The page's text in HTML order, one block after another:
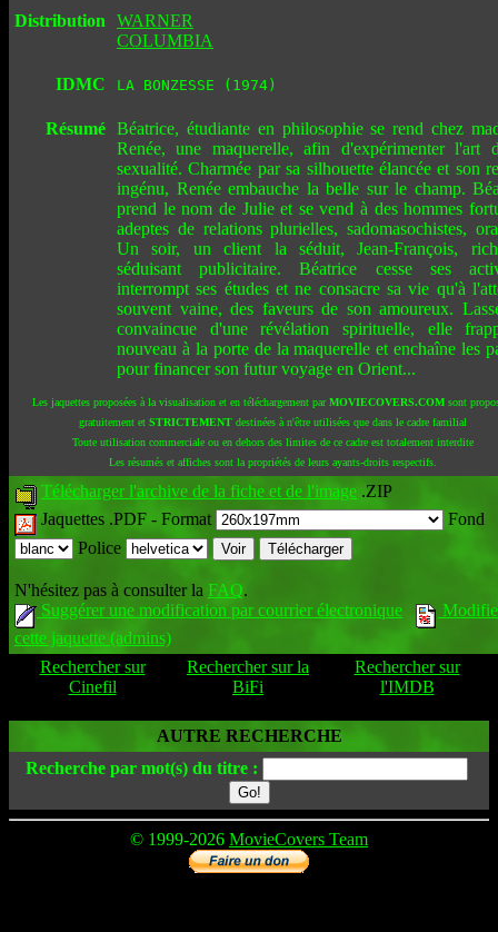
Distribution
WARNER
COLUMBIA
IDMC LA BONZESSE (1974)
Résumé Béatrice, étudiante en philosophie se rend chez
Renée, une maquerelle, afin d'expérimenter l'art
sexualité. Charmée par sa silhouette élancée et son
ingénu, Renée embauche la belle sur le champ.
prend le nom de Julie et se vend à des hommes
adeptes de relations plurielles, sadomasochistes,
Un soir, un client la séduit, Jean-François,
séduisant publicitaire. Béatrice cesse ses
interrompt ses études et ne consacre sa vie qu'à
souvent vaine, des faveurs de son amoureux.
convaincue d'une révélation spirituelle, elle
nouveau à la porte de la maquerelle et enchaîne les
pour financer son futur voyage en Orient...
Les jaquettes proposées à la visualisation et en téléchargement parMOVIECOVERS.COMsont
gratuitement et STRICTEMENTdestinées à n'être utilisées que dans le cadre familial
Toute utilisation commerciale ou en dehors des limites de ce cadre est totalement interdite
Les résumés et affiches sont la propriétés de leurs ayants-droits respectifs.
Télécharger l'archive de la fiche et de l'image .ZIP
Jaquettes .PDF - Format
Fond
Police
N'hésitez pas à consulter la FAQ.
Suggérer une modification par courrier électronique
cette jaquette (admins)
Rechercher sur
Cinefil
Rechercher sur la
BiFi
Rechercher sur
l'IMDB
AUTRE RECHERCHE
Recherche par mot(s) du titre :
© 1999-2026 MovieCovers Team